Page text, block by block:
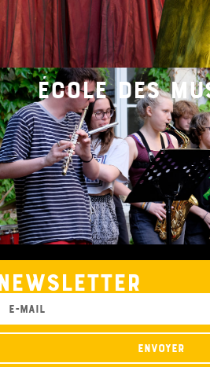
école des
Envoyer